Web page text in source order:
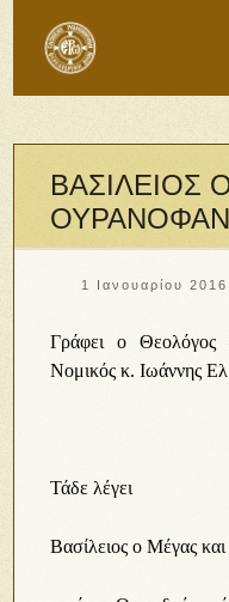
ΒΑΣΙΛΕΙΟΣ
1 Ιανουαρίου 2016
Γράφει ο Θεολόγος
Νομικός κ. Ιωάννης
Τάδε λέγει
Βασίλειος ο Μέγας